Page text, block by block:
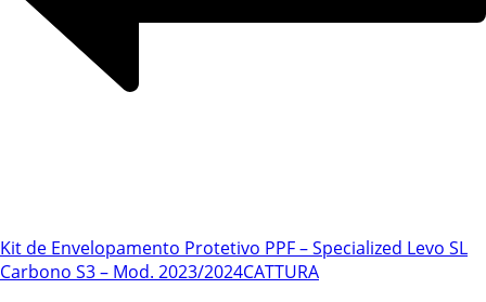
Kit de Envelopamento Protetivo PPF – Specialized Levo SL
Carbono S3 – Mod. 2023/2024CATTURA